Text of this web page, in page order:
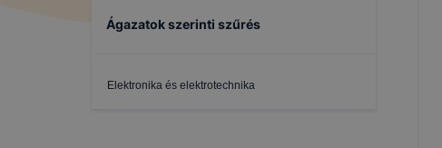
Ágazatok szerinti szűrés
Elektronika és elektrotechnika